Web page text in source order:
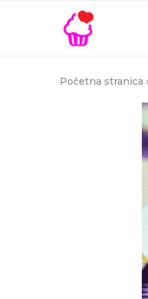
Početna stranica